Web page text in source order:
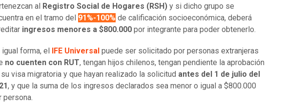
al Registro Social de Hogares (RSH) y si dicho grupo se
en el tramo del 91%-100% de calificación socioeconómica, deberá
ingresos menores a $800.000 por integrante para poder obtenerlo.
igual forma, el IFE Universal puede ser solicitado por personas extranjeras
no cuenten con RUT, tengan hijos chilenos, tengan pendiente la aprobación
visa migratoria y que hayan realizado la solicitud antes del 1 de julio del
, y que la suma de los ingresos declarados sea menor o igual a $800.000
persona.